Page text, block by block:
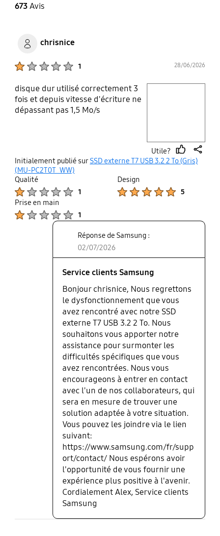
673Avis
chrisnice
1 28/06/2026
disque dur utilisé correctement 3
fois et depuis vitesse d'écriture ne
dépassant pas 1,5 Mo/s
Utile?
thumbshare
Initialement publié surSSD externe T7 USB 3.2 2 To (Gris)
(MU-PC2T0T_WW)
Qualité
1
Design
5
Prise en main
1
Réponse de Samsung :
02/07/2026
Service clients Samsung
Bonjour chrisnice, Nous regrettons
le dysfonctionnement que vous
avez rencontré avec notre SSD
externe T7 USB 3.2 2 To. Nous
souhaitons vous apporter notre
assistance pour surmonter les
difficultés spécifiques que vous
avez rencontrées. Nous vous
encourageons à entrer en contact
avec l'un de nos collaborateurs, qui
sera en mesure de trouver une
solution adaptée à votre situation.
Vous pouvez les joindre via le lien
suivant:
https://www.samsung.com/fr/supp
ort/contact/ Nous espérons avoir
l'opportunité de vous fournir une
expérience plus positive à l'avenir.
Cordialement Alex, Service clients
Samsung